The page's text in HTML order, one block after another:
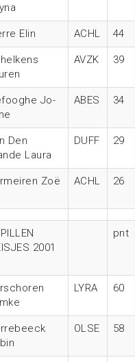
Elin ACHL 44
AVZK 39
Jo-
ABES 34
Den
Laura
DUFF 29
Zoë ACHL 26
2001
pnt
LYRA 60
OLSE 58